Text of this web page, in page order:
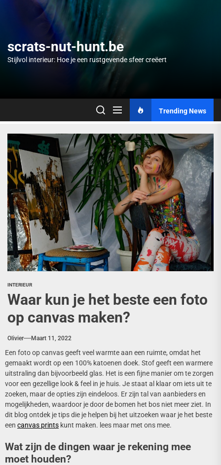
scrats-nut-hunt.be
Stijlvol interieur: Hoe je een rustgevende sfeer creëert
Trending News
INTERIEUR
Waar kun je het beste een foto
op canvas maken?
Olivier Maart 11, 2022
Een foto op canvas geeft veel warmte aan een ruimte, omdat het
gemaakt wordt op een 100% katoenen doek. Stof geeft een warmere
uitstraling dan bijvoorbeeld glas. Het is een fijne manier om te zorgen
voor een gezellige look & feel in je huis. Je staat al klaar om iets uit te
zoeken, maar de opties zijn eindeloos. Er zijn tal van aanbieders en
mogelijkheden, waardoor je door de bomen het bos niet meer ziet. In
dit blog ontdek je tips die je helpen bij het uitzoeken waar je het beste
een canvas prints kunt maken. lees maar met ons mee.
Wat zijn de dingen waar je rekening mee
moet houden?